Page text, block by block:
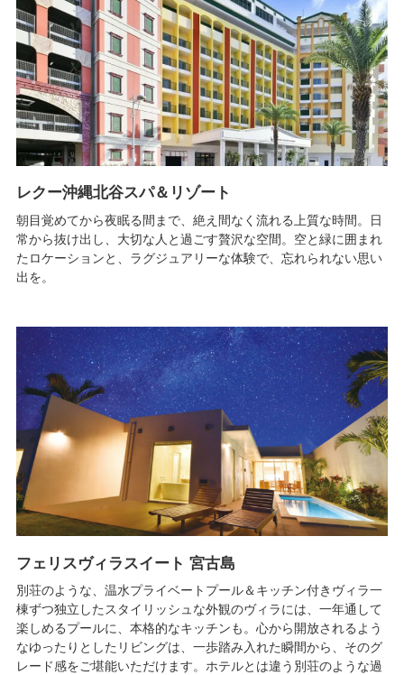
レクー沖縄北谷スパ＆リゾート
朝目覚めてから夜眠る間まで、絶え間なく流れる上質な時間。日
常から抜け出し、大切な人と過ごす贅沢な空間。空と緑に囲まれ
たロケーションと、ラグジュアリーな体験で、忘れられない思い
出を。
フェリスヴィラスイート 宮古島
別荘のような、温水プライベートプール＆キッチン付きヴィラ一
棟ずつ独立したスタイリッシュな外観のヴィラには、一年通して
楽しめるプールに、本格的なキッチンも。心から開放されるよう
なゆったりとしたリビングは、一歩踏み入れた瞬間から、そのグ
レード感をご堪能いただけます。ホテルとは違う別荘のような過